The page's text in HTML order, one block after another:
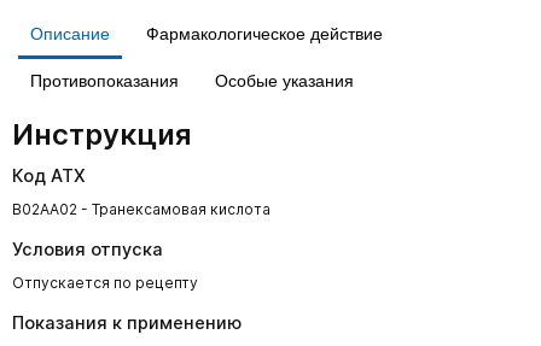
Описание Фармакологическое действие
Противопоказания Особые указания
Инструкция
Код АТХ
B02AA02 - Транексамовая кислота
Условия отпуска
Отпускается по рецепту
Показания к применению